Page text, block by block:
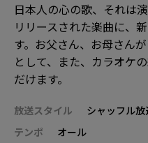
日本人の心の歌、それは
リリースされた楽曲に、
す。お父さん、お母さん
として、また、カラオケ
だけます。
放送スタイル シャッフル放
テンポ
オール